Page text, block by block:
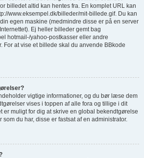
billedet altid kan hentes fra. En komplet URL kan
www.eksempel.dk/billeder/mit-billede.gif. Du kan
egen maskine (medmindre disse er på en server
Ej heller billeder gemt bag
hotmail-/yahoo-postkasser eller andre
For at vise et billede skal du anvende BBkode
vigtige informationer, og du bør læse dem
vises i toppen af alle fora og tillige i dit
er muligt for dig at skrive en global bekendtgørelse
du har, disse er fastsat af en administrator.